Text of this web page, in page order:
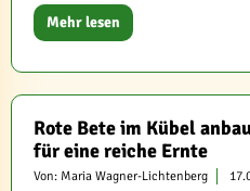
Mehr lesen
Rote Bete im Kübel
für eine reiche Ernte
Von: Maria Wagner-Lichtenberg